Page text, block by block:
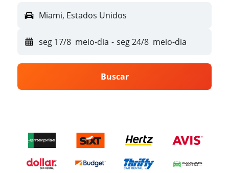
Miami, Estados Unidos
seg 17/8 meio-dia - seg 24/8 meio-dia
Buscar